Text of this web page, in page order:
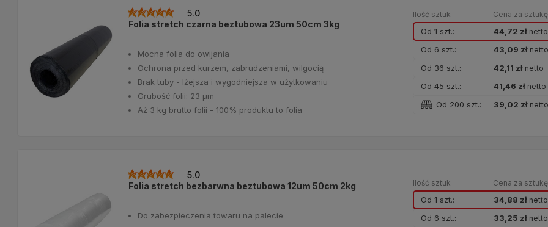
Folia stretch czarna beztubowa 23um 50cm 3kg
5.0
Mocna folia do owijania
Ochrona przed kurzem, zabrudzeniami, wilgocią
Brak tuby - lżejsza i wygodniejsza w użytkowaniu
Grubość folii: 23 μm
Aż 3 kg brutto folii - 100% produktu to folia
Ilość sztuk Cena za sztukę
Od 1 szt.: 44,72 zł netto
Od 6 szt.: 43,09 zł
Od 36 szt.: 42,11 zł netto
Od 45 szt.: 41,46 zł netto
Od 200 szt.: 39,02 zł
Folia stretch bezbarwna beztubowa 12um 50cm 2kg
5.0
Do zabezpieczenia towaru na palecie
Ilość sztuk Cena za sztukę
Od 1 szt.: 34,88 zł netto
Od 6 szt.: 33,25 zł netto